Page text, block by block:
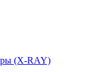
(X-RAY)